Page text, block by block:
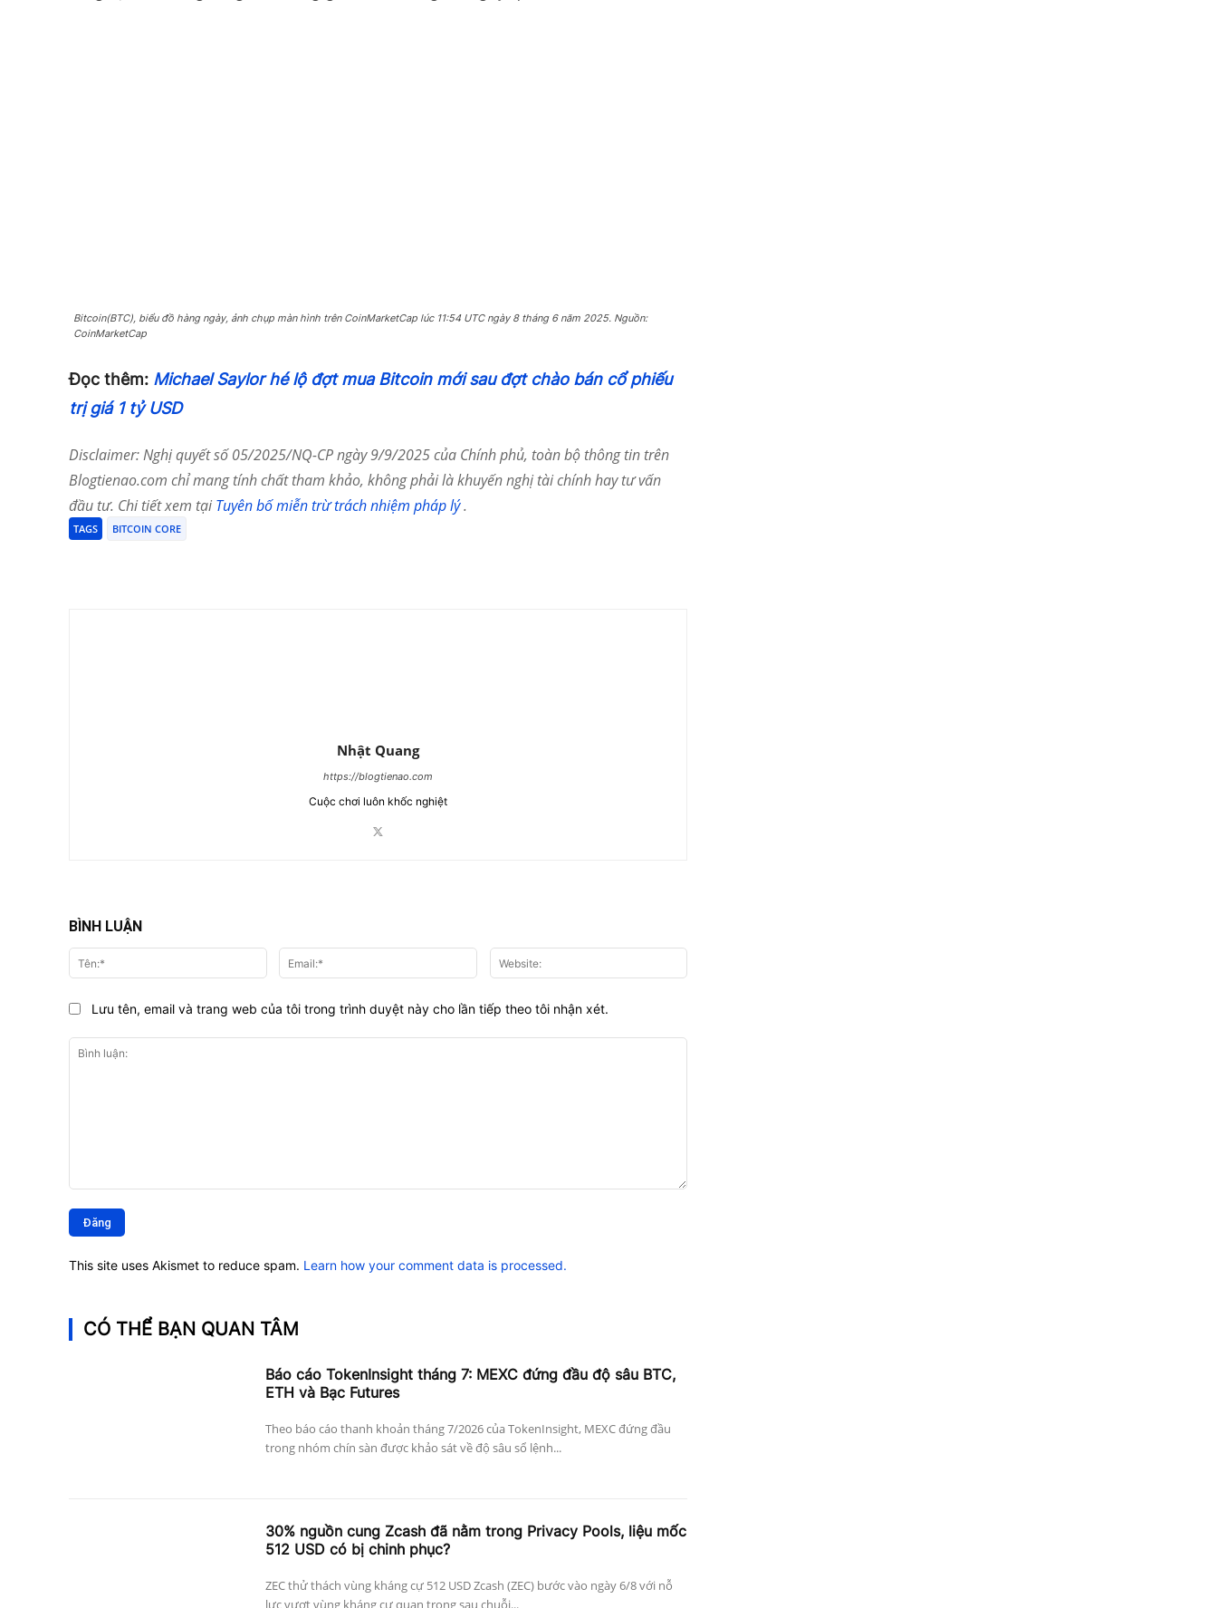
Bitcoin(BTC), biểu đồ hàng ngày, ảnh chụp màn hình trên CoinMarketCap lúc 11:54 UTC ngày 8 tháng 6 năm 2025. Nguồn:
CoinMarketCap
Đọc thêm: Michael Saylor hé lộ đợt mua Bitcoin mới sau đợt chào bán cổ phiếu
trị giá 1 tỷ USD
Disclaimer: Nghị quyết số 05/2025/NQ-CP ngày 9/9/2025 của Chính phủ, toàn bộ thông tin trên
Blogtienao.com chỉ mang tính chất tham khảo, không phải là khuyến nghị tài chính hay tư vấn
đầu tư. Chi tiết xem tạiTuyên bố miễn trừ trách nhiệm pháp lý.
TAGS BITCOIN CORE
Nhật Quang
https://blogtienao.com
Cuộc chơi luôn khốc nghiệt
BÌNH LUẬN
luận:
Tên:* Email:*
Lưu tên, email và trang web của tôi trong trình duyệt này cho lần tiếp theo tôi nhận xét.
This site uses Akismet to reduce spam. Learn how your comment data is processed.
CÓ THỂ BẠN QUAN TÂM
Báo cáo TokenInsight tháng 7: MEXC đứng đầu độ sâu BTC,
ETH và Bạc Futures
Theo báo cáo thanh khoản tháng 7/2026 của TokenInsight, MEXC đứng đầu
trong nhóm chín sàn được khảo sát về độ sâu sổ lệnh...
30% nguồn cung Zcash đã nằm trong Privacy Pools, liệu mốc
512 USD có bị chinh phục?
ZEC thử thách vùng kháng cự 512 USD Zcash (ZEC) bước vào ngày 6/8 với nỗ
lực vượt vùng kháng cự quan trọng sau chuỗi...